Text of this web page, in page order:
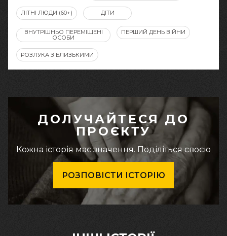
ЛІТНІ ЛЮДИ (60+) ДІТИ
ВНУТРІШНЬО ПЕРЕМІЩЕНІ
ОСОБИ
ПЕРШИЙ ДЕНЬ ВІЙНИ
РОЗЛУКА З БЛИЗЬКИМИ
ДОЛУЧАЙТЕСЯ ДО
ПРОЄКТУ
Кожна історія має значення. Поділіться своєю
РОЗПОВІСТИ ІСТОРІЮ